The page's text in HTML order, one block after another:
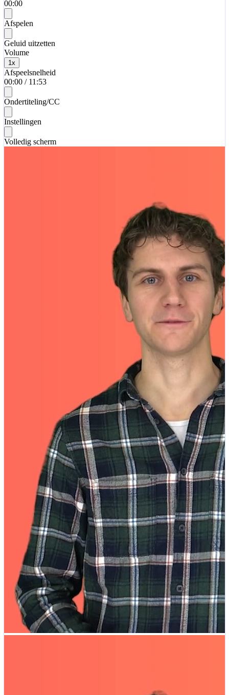
00:00
Afspelen
Geluid uitzetten
Volume
1 x
Afspeelsnelheid
00:00 / 11:53
Ondertiteling/CC
Instellingen
Volledig scherm